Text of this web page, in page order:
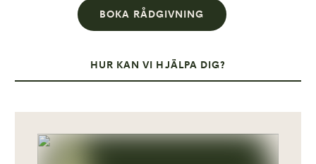
BOKA RÅDGIVNING
HUR KAN VI HJÄLPA DIG?